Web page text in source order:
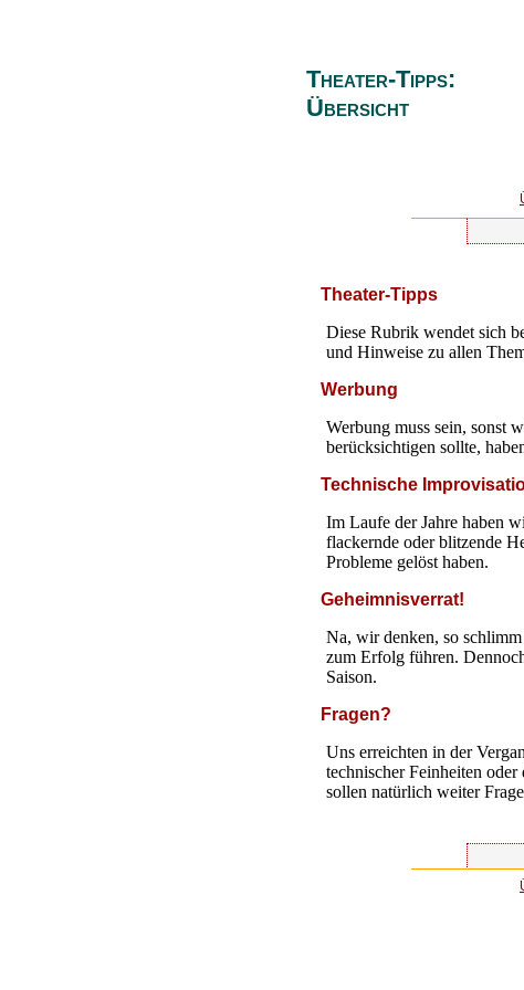
Theater-Tipps:
Übersicht
Theater-Tipps
Diese Rubrik wendet sich
und Hinweise zu allen
Werbung
Werbung muss sein, sonst
berücksichtigen sollte,
Technische
Im Laufe der Jahre haben
flackernde oder blitzende
Probleme gelöst haben.
Geheimnisverrat!
Na, wir denken, so
zum Erfolg führen.
Saison.
Fragen?
Uns erreichten in der
technischer Feinheiten
sollen natürlich weiter